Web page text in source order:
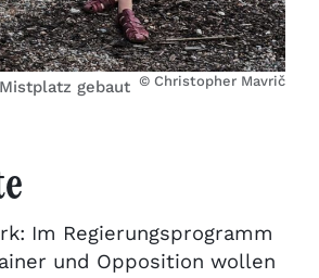
gebaut © Christopher Mavrič
Im Regierungsprogramm
und Opposition wollen